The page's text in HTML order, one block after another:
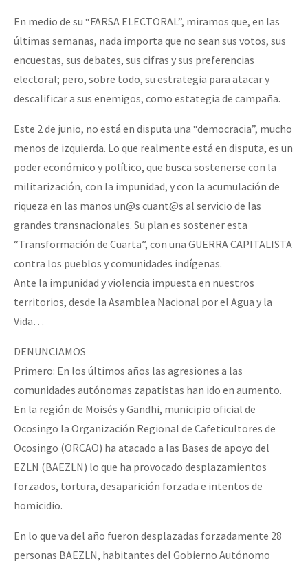
En medio de su “FARSA ELECTORAL”, miramos que, en las
últimas semanas, nada importa que no sean sus votos, sus
encuestas, sus debates, sus cifras y sus preferencias
electoral; pero, sobre todo, su estrategia para atacar y
descalificar a sus enemigos, como estategia de campaña.
Este 2 de junio, no está en disputa una “democracia”, mucho
menos de izquierda. Lo que realmente está en disputa, es un
poder económico y político, que busca sostenerse con la
militarización, con la impunidad, y con la acumulación de
riqueza en las manos un@s cuant@s al servicio de las
grandes transnacionales. Su plan es sostener esta
“Transformación de Cuarta”, con una GUERRA CAPITALISTA
contra los pueblos y comunidades indígenas.
Ante la impunidad y violencia impuesta en nuestros
territorios, desde la Asamblea Nacional por el Agua y la
Vida…
DENUNCIAMOS
Primero: En los últimos años las agresiones a las
comunidades autónomas zapatistas han ido en aumento.
En la región de Moisés y Gandhi, municipio oficial de
Ocosingo la Organización Regional de Cafeticultores de
Ocosingo (ORCAO) ha atacado a las Bases de apoyo del
EZLN (BAEZLN) lo que ha provocado desplazamientos
forzados, tortura, desaparición forzada e intentos de
homicidio.
En lo que va del año fueron desplazadas forzadamente 28
personas BAEZLN, habitantes del Gobierno Autónomo